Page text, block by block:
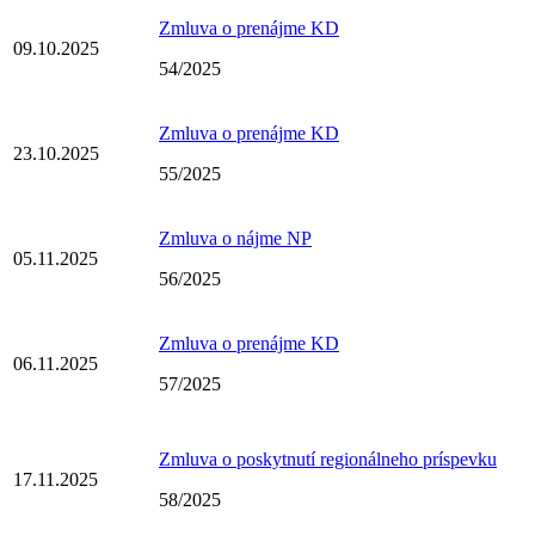
09.10.2025
Zmluva o prenájme KD
54/2025
23.10.2025
Zmluva o prenájme KD
55/2025
05.11.2025
Zmluva o nájme NP
56/2025
06.11.2025
Zmluva o prenájme KD
57/2025
17.11.2025
Zmluva o poskytnutí regionálneho príspevku
58/2025